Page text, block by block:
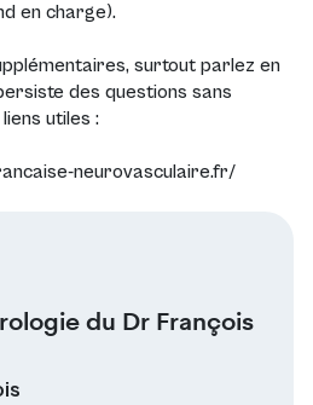
en charge).
surtout parlez en
des questions sans
utiles :
neurovasculaire.fr/
du Dr François